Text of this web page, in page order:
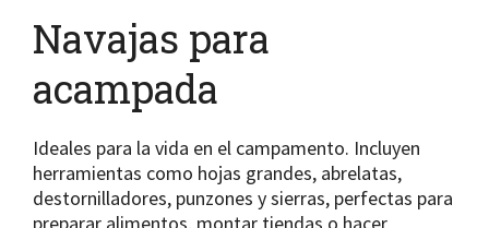
Navajas para
acampada
Ideales para la vida en el campamento. Incluyen
herramientas como hojas grandes, abrelatas,
destornilladores, punzones y sierras, perfectas para
preparar alimentos, montar tiendas o hacer